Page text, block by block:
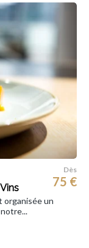
Dès
75 €
organisée un